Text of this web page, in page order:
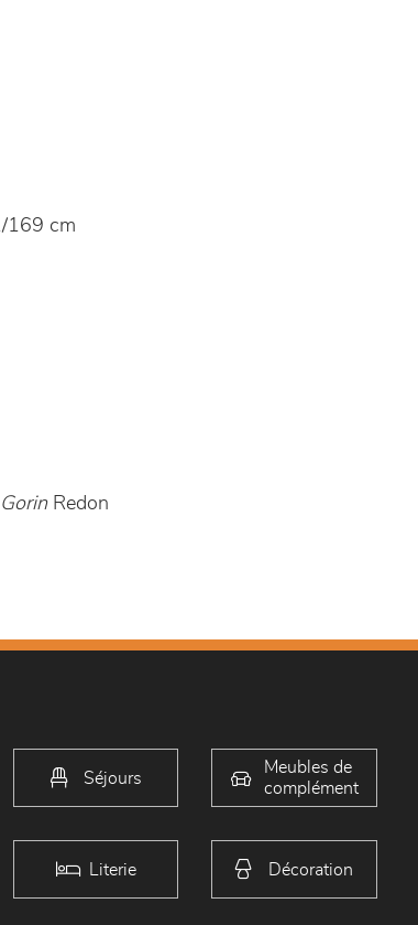
169 cm
Redon
Séjours
Meubles de
complément
Literie Décoration